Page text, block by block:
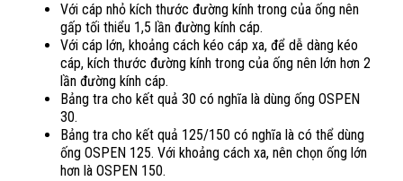
Với cáp nhỏ kích thước đường kính trong của ống nên
gấp tối thiểu 1,5 lần đường kính cáp.
Với cáp lớn, khoảng cách kéo cáp xa, để dễ dàng kéo
cáp, kích thước đường kính trong của ống nên lớn hơn 2
lần đường kính cáp.
Bảng tra cho kết quả 30 có nghĩa là dùng ống OSPEN
30.
Bảng tra cho kết quả 125/150 có nghĩa là có thể dùng
ống OSPEN 125. Với khoảng cách xa, nên chọn ống lớn
hơn là OSPEN 150.